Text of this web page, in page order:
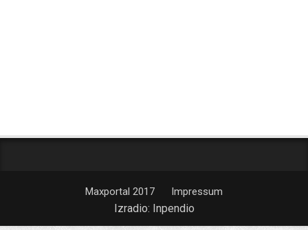
Maxportal 2017 Impressum
Izradio: Inpendio